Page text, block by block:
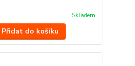
Skladem
Přidat do košíku